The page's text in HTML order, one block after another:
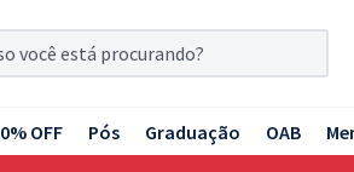
OFF Pós Graduação OAB